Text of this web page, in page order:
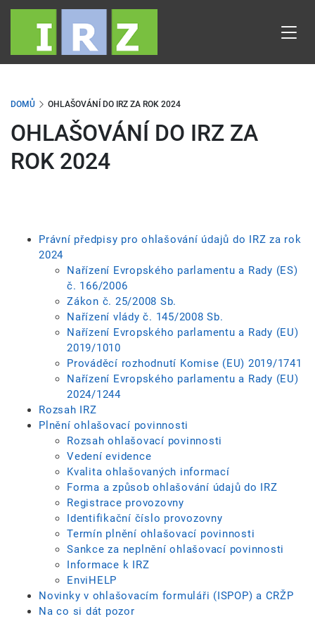
Přejít
obsahu
DOMŮ OHLAŠOVÁNÍ DO IRZ ZA ROK 2024
OHLAŠOVÁNÍ DO IRZ ZA
ROK 2024
Právní předpisy pro ohlašování údajů do IRZ za rok
2024
Nařízení Evropského parlamentu a Rady (ES)
č. 166/2006
Zákon č. 25/2008 Sb.
Nařízení vlády č. 145/2008 Sb.
Nařízení Evropského parlamentu a Rady (EU)
2019/1010
Prováděcí rozhodnutí Komise (EU) 2019/1741
Nařízení Evropského parlamentu a Rady (EU)
2024/1244
Rozsah IRZ
Plnění ohlašovací povinnosti
Rozsah ohlašovací povinnosti
Vedení evidence
Kvalita ohlašovaných informací
Forma a způsob ohlašování údajů do IRZ
Registrace provozovny
Identifikační číslo provozovny
Termín plnění ohlašovací povinnosti
Sankce za neplnění ohlašovací povinnosti
Informace k IRZ
EnviHELP
Novinky v ohlašovacím formuláři (ISPOP) a CRŽP
Na co si dát pozor